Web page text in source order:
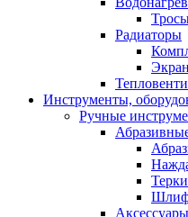
Радиаторы
Инструменты,
Ручные
Терки